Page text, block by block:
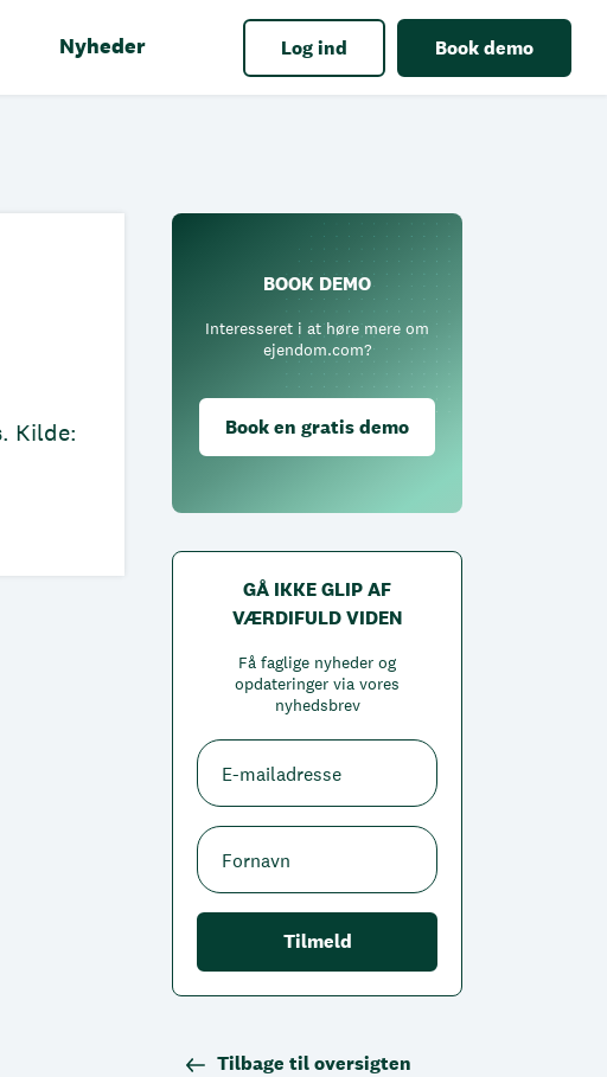
Nyheder Log ind Book demo
Kilde:
BOOK DEMO
Interesseret i at høre mere om
ejendom.com?
Book en gratis demo
GÅ IKKE GLIP AF
VÆRDIFULD VIDEN
Få faglige nyheder og
opdateringer via vores
nyhedsbrev
Tilbage til oversigten